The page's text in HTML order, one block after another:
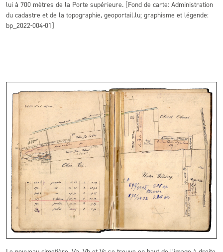
lui à 700 mètres de la Porte supérieure. [Fond de carte: Administration
du cadastre et de la topographie, geoportail.lu; graphisme et légende:
bp_2022-004-01]